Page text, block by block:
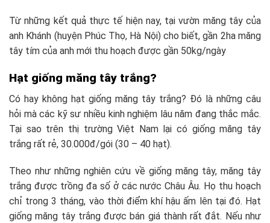
Từ những kết quả thực tế hiện nay, tại vườn măng tây của
anh Khánh (huyện Phúc Thọ, Hà Nội) cho biết, gần 2ha măng
tây tím của anh mới thu hoạch được gần 50kg/ngày
Hạt giống măng tây trắng?
Có hay không hạt giống măng tây trắng? Đó là những câu
hỏi mà các kỹ sư nhiều kinh nghiệm lâu năm đang thắc mắc.
Tại sao trên thị trường Việt Nam lại có giống măng tây
trắng rất rẻ, 30.000đ/gói (30 – 40 hạt).
Theo như những nghiên cứu về giống măng tây, măng tây
trắng được trồng đa số ở các nước Châu Âu. Họ thu hoạch
chỉ trong 3 tháng, vào thời điểm khí hậu ấm lên tại đó. Hạt
giống măng tây trắng được bán giá thành rất đắt. Nếu như